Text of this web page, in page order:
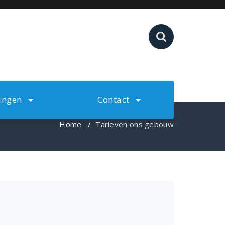
Contact
Home / Tarieven ons gebouw